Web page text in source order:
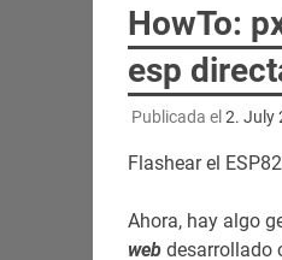
HowTo:
esp
Publicada el 2. July
Flashear el
Ahora, hay algo
webdesarrollado